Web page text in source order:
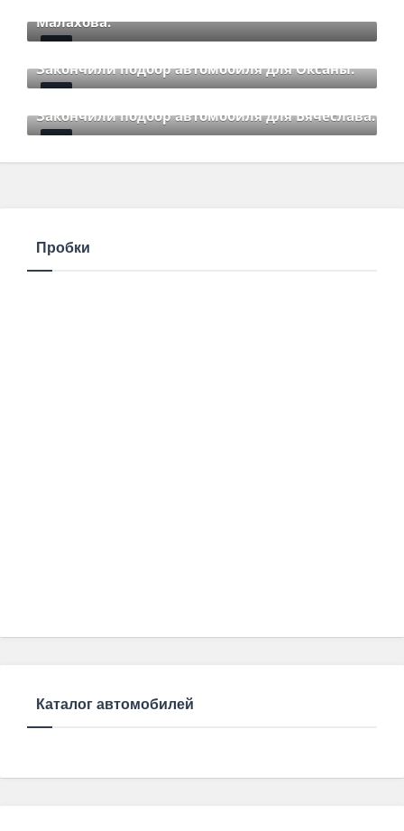
Малахова.
Закончили подбор автомобиля для Оксаны.
Закончили подбор автомобиля для Вячеслава.
Пробки
Каталог автомобилей